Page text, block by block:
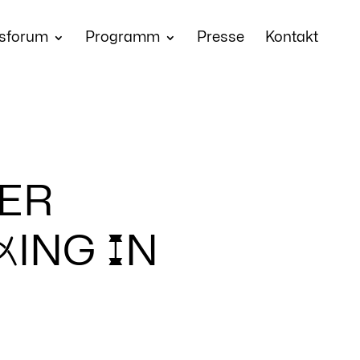
Programm Presse Kontakt
ER
ING i N